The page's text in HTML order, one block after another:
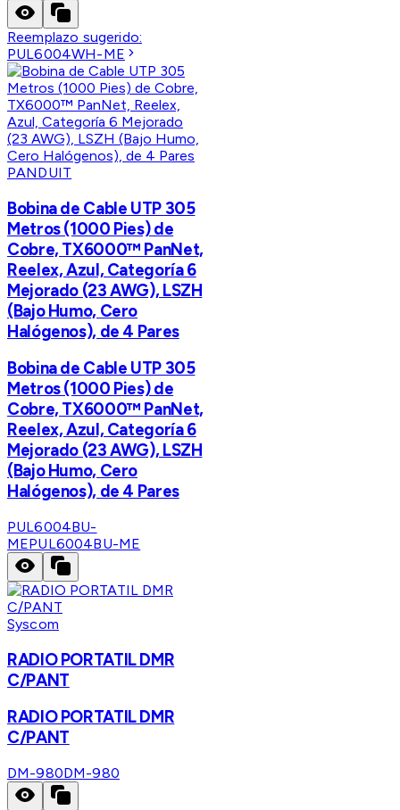
Reemplazo sugerido:
PUL6004WH-ME
PANDUIT
Bobina de Cable UTP 305
Metros (1000 Pies) de
Cobre, TX6000™ PanNet,
Reelex, Azul, Categoría 6
Mejorado (23 AWG), LSZH
(Bajo Humo, Cero
Halógenos), de 4 Pares
Bobina de Cable UTP 305
Metros (1000 Pies) de
Cobre, TX6000™ PanNet,
Reelex, Azul, Categoría 6
Mejorado (23 AWG), LSZH
(Bajo Humo, Cero
Halógenos), de 4 Pares
PUL6004BU-
MEPUL6004BU-ME
Syscom
RADIO PORTATIL DMR
C/PANT
RADIO PORTATIL DMR
C/PANT
DM-980DM-980